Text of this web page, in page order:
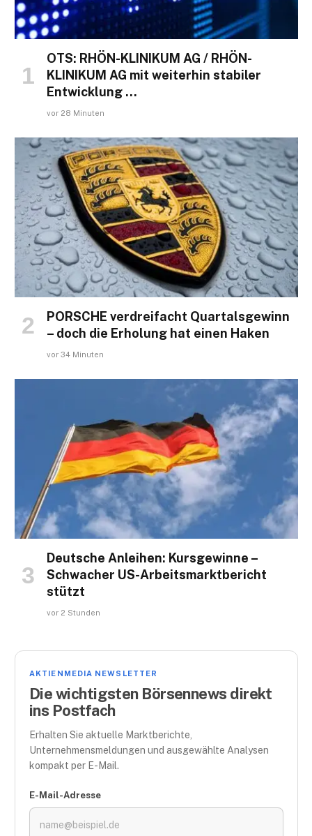
OTS: RHÖN-KLINIKUM AG / RHÖN-
KLINIKUM AG mit weiterhin stabiler
Entwicklung …
vor 28 Minuten
PORSCHE verdreifacht Quartalsgewinn
– doch die Erholung hat einen Haken
vor 34 Minuten
Deutsche Anleihen: Kursgewinne –
Schwacher US-Arbeitsmarktbericht
stützt
vor 2 Stunden
AKTIENMEDIA NEWSLETTER
Die wichtigsten Börsennews direkt
ins Postfach
Erhalten Sie aktuelle Marktberichte,
Unternehmensmeldungen und ausgewählte Analysen
kompakt per E-Mail.
E-Mail-Adresse